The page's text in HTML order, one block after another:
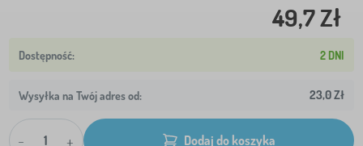
49,7 Zł
2 DNI
Wysyłka na Twój adres od: 23,0 Zł
- + Dodaj do koszyka